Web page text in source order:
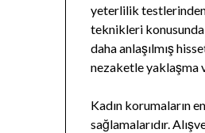
yeterlilik
teknikleri
daha anlaşılmış
nezaketle yaklaşma
Kadın korumaların
sağlamalarıdır.